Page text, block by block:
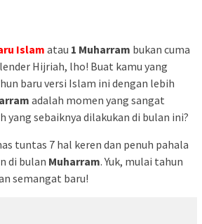
Islam atau 1 Muharram bukan cuma
Hijriah, lho! Buat kamu yang
baru versi Islam ini dengan lebih
adalah momen yang sangat
yang sebaiknya dilakukan di bulan ini?
tuntas 7 hal keren dan penuh pahala
di bulan Muharram. Yuk, mulai tahun
semangat baru!